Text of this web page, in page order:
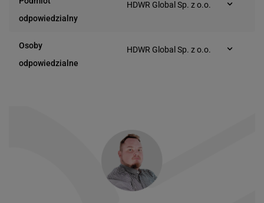
odpowiedzialny
HDWR Global Sp. z o.o.
Osoby
odpowiedzialne
HDWR Global Sp. z o.o.